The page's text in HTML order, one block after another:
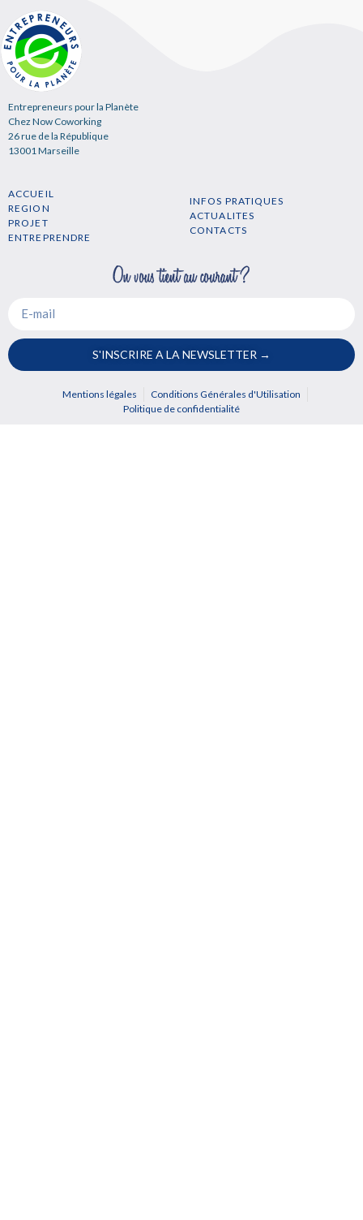
Entrepreneurs pour la Planète
Chez Now Coworking
26 rue de la République
13001 Marseille
ACCUEIL
REGION
PROJET
ENTREPRENDRE
INFOS PRATIQUES
ACTUALITES
CONTACTS
S'INSCRIRE A LA NEWSLETTER →
Mentions légales
Conditions Générales d'Utilisation
Politique de confidentialité